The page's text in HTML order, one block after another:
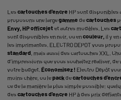
Les cartouches d'encre HP sont disponibles
proposons une largegamme decartouches
Envy, HPofficejet et autres modèles. Les
sont disponibles en noir, ou encouleur, il y
les imprimantes. ELECTRO DEPOT vous
standard, mais aussi des cartouches XXL.
d’impressions que vous souhaitez réaliser, de
votre budget. Économisez ! Electro Dépôt
moins chère, ou lepackdecartouches
ce de la manière la plus simple possible:
des cartouches d'encre HP à des prix